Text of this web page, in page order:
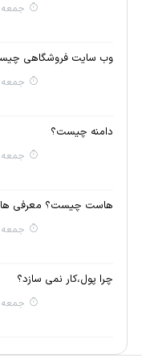
جمعه 20 آبان 1401
وب سایت فروشگاهی
جمعه 20 آبان 1401
دامنه چیست؟
جمعه 20 آبان 1401
هاست چیست؟ معرفی
جمعه 20 آبان 1401
چرا پول،کار نمی سازد؟
جمعه 20 آبان 1401